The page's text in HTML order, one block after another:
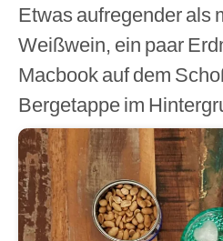
Etwas aufregender als
Weißwein, ein paar
Macbook auf dem
Bergetappe im